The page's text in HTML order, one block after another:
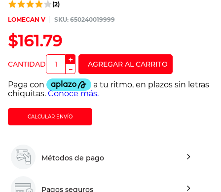
(2)
LOMECAN V :650240019999
$161.79
＋
－
CALCULAR ENVÍO
Métodos de pago
Pagos seguros